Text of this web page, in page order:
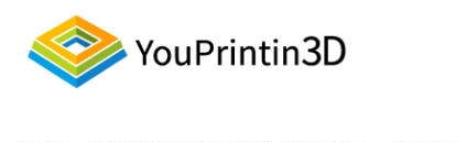
Hauptinhalt springen
Zur Suche springen
Zur Hauptnavigation springen